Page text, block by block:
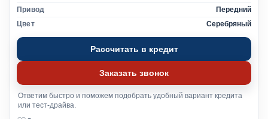
Привод
Передний
Цвет
Серебряный
Рассчитать в кредит
Заказать звонок
Ответим быстро и поможем подобрать удобный вариант кредита
или тест-драйва.